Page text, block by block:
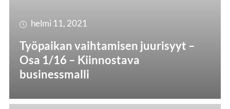
helmi 11, 2021
Työpaikan vaihtamisen juurisyyt –
Osa 1/16 – Kiinnostava
businessmalli